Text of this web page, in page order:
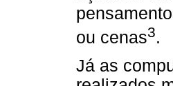
ou cenas3.
Já as